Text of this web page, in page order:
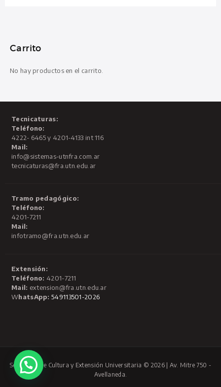
Carrito
No hay productos en el carrito.
Tecnicaturas:
Teléfono:
4222- 6465 y 4201-4133 int 116
Mail:
info@sistemas-utnfra.com.ar
tecnicaturas@fra.utn.edu.ar
Tramo pedagógico:
Teléfono:
4201-7211
Mail:
infotramo@fra.utn.edu.ar
Extensión:
Teléfono: 4201-7211
Mail: extension@fra.utn.edu.ar
WhatsApp: 549113501-2026
Secretaría de Cultura y Extensión Universitaria © 2026 | Av. Mitre 750 -
Avellaneda.